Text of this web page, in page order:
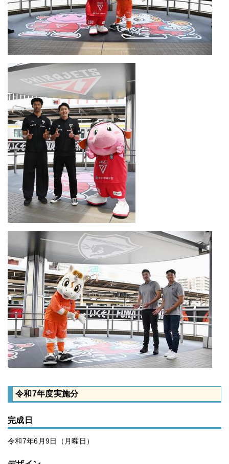
令和7年度実施分
完成日
令和7年6月9日（月曜日）